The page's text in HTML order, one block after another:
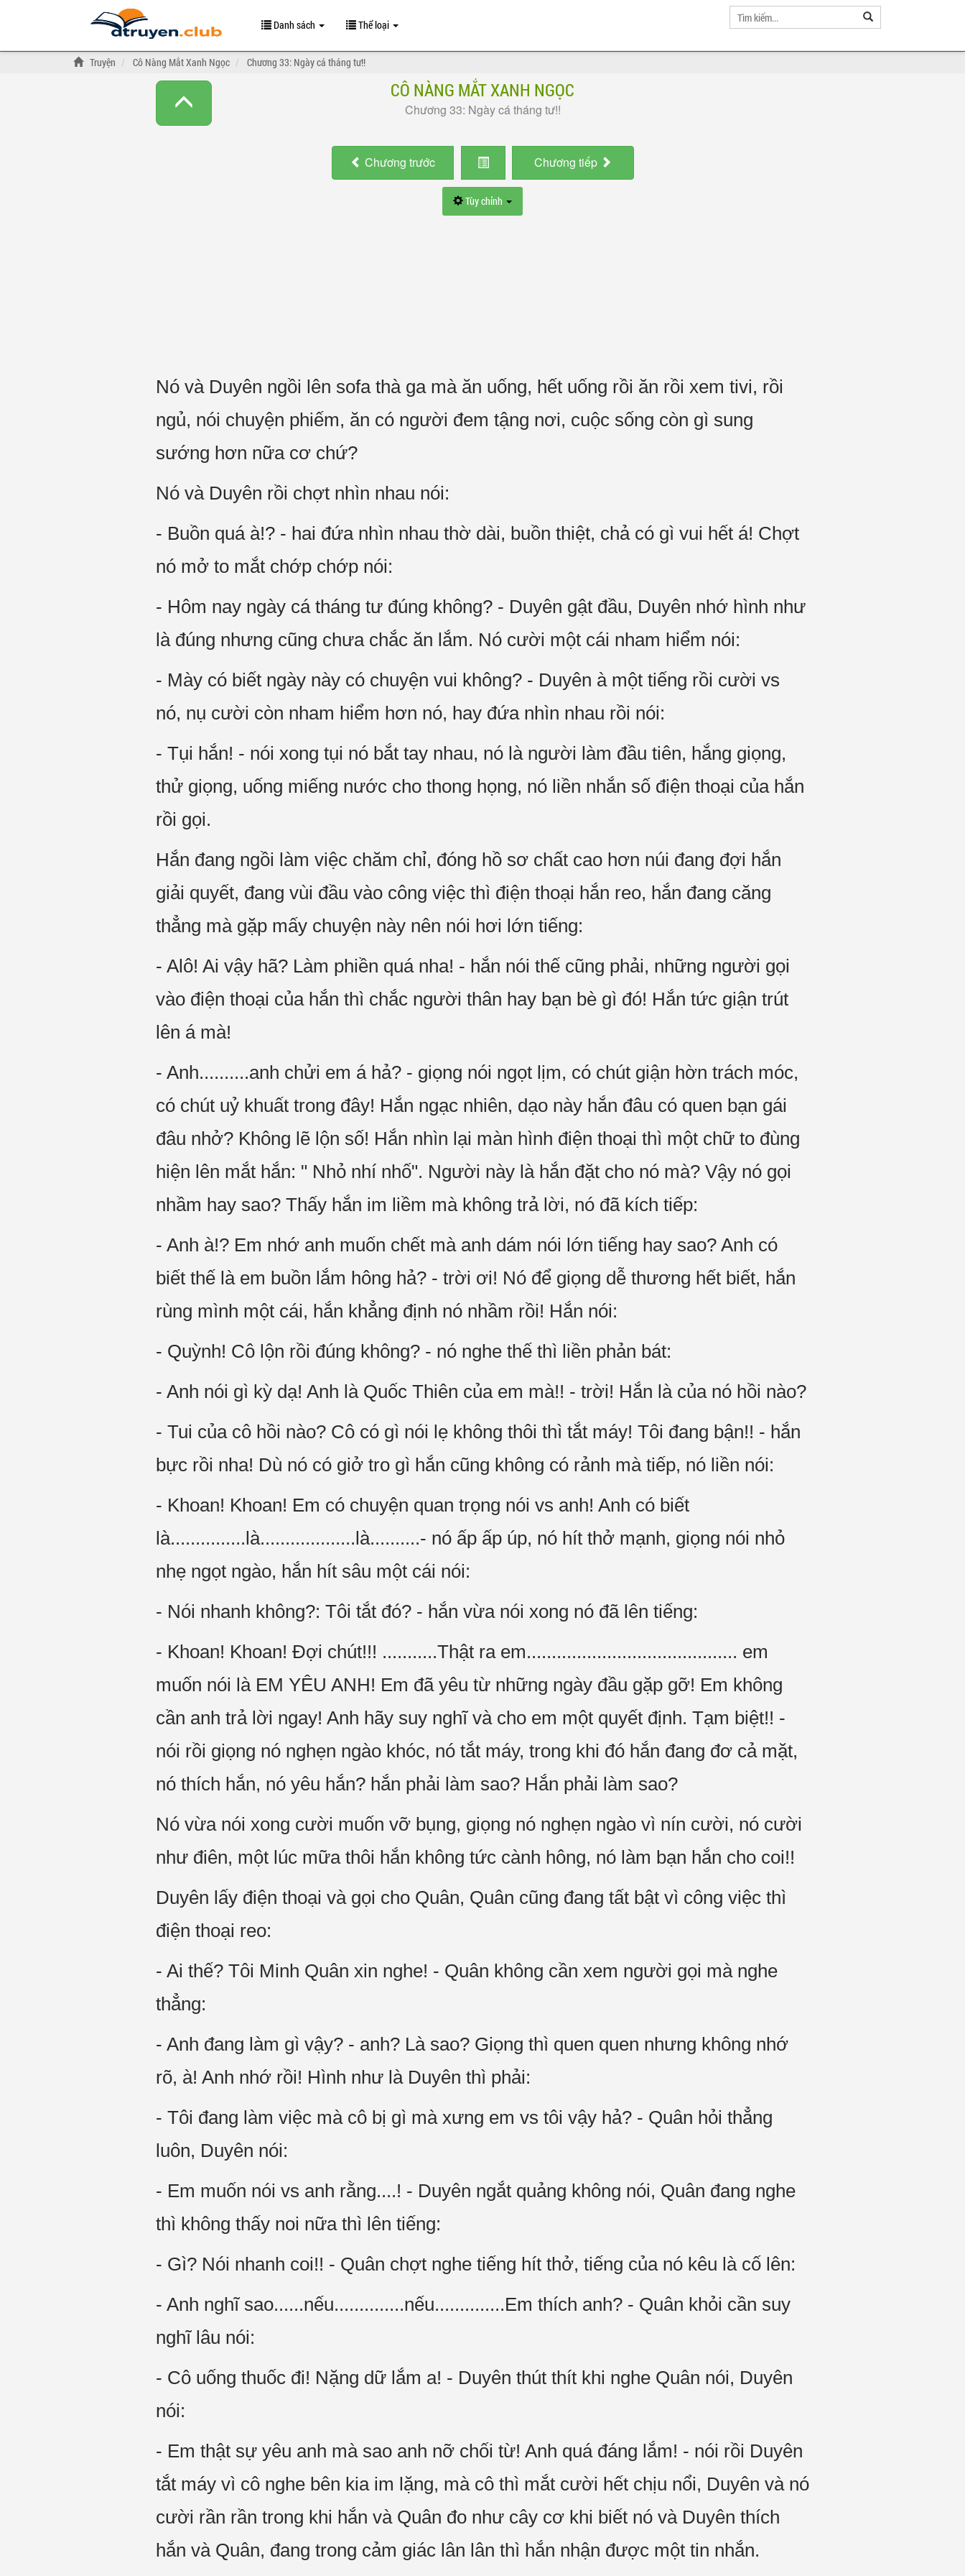
Danh sách Thể loại
Truyện Cô Nàng Mắt Xanh Ngọc Chương 33: Ngày cá tháng tư!!
CÔ NÀNG MẮT XANH NGỌC
Chương 33: Ngày cá tháng tư!!
Chương trước Chương tiếp
Tùy chỉnh
Nó và Duyên ngồi lên sofa thà ga mà ăn uống, hết uống rồi ăn rồi xem tivi, rồi
ngủ, nói chuyện phiếm, ăn có người đem tậng nơi, cuộc sống còn gì sung
sướng hơn nữa cơ chứ?
Nó và Duyên rồi chợt nhìn nhau nói:
- Buồn quá à!? - hai đứa nhìn nhau thờ dài, buồn thiệt, chả có gì vui hết á! Chợt
nó mở to mắt chớp chớp nói:
- Hôm nay ngày cá tháng tư đúng không? - Duyên gật đầu, Duyên nhớ hình như
là đúng nhưng cũng chưa chắc ăn lắm. Nó cười một cái nham hiểm nói:
- Mày có biết ngày này có chuyện vui không? - Duyên à một tiếng rồi cười vs
nó, nụ cười còn nham hiểm hơn nó, hay đứa nhìn nhau rồi nói:
- Tụi hắn! - nói xong tụi nó bắt tay nhau, nó là người làm đầu tiên, hắng giọng,
thử giọng, uống miếng nước cho thong họng, nó liền nhắn số điện thoại của hắn
rồi gọi.
Hắn đang ngồi làm việc chăm chỉ, đóng hồ sơ chất cao hơn núi đang đợi hắn
giải quyết, đang vùi đầu vào công việc thì điện thoại hắn reo, hắn đang căng
thẳng mà gặp mấy chuyện này nên nói hơi lớn tiếng:
- Alô! Ai vậy hã? Làm phiền quá nha! - hắn nói thế cũng phải, những người gọi
vào điện thoại của hắn thì chắc người thân hay bạn bè gì đó! Hắn tức giận trút
lên á mà!
- Anh..........anh chửi em á hả? - giọng nói ngọt lịm, có chút giận hờn trách móc,
có chút uỷ khuất trong đây! Hắn ngạc nhiên, dạo này hắn đâu có quen bạn gái
đâu nhở? Không lẽ lộn số! Hắn nhìn lại màn hình điện thoại thì một chữ to đùng
hiện lên mắt hắn: " Nhỏ nhí nhố". Người này là hắn đặt cho nó mà? Vậy nó gọi
nhầm hay sao? Thấy hắn im liềm mà không trả lời, nó đã kích tiếp:
- Anh à!? Em nhớ anh muốn chết mà anh dám nói lớn tiếng hay sao? Anh có
biết thế là em buồn lắm hông hả? - trời ơi! Nó để giọng dễ thương hết biết, hắn
rùng mình một cái, hắn khẳng định nó nhầm rồi! Hắn nói:
- Quỳnh! Cô lộn rồi đúng không? - nó nghe thế thì liền phản bát:
- Anh nói gì kỳ dạ! Anh là Quốc Thiên của em mà!! - trời! Hắn là của nó hồi nào?
- Tui của cô hồi nào? Cô có gì nói lẹ không thôi thì tắt máy! Tôi đang bận!! - hắn
bực rồi nha! Dù nó có giở tro gì hắn cũng không có rảnh mà tiếp, nó liền nói:
- Khoan! Khoan! Em có chuyện quan trọng nói vs anh! Anh có biết
là...............là...................là..........- nó ấp ấp úp, nó hít thở mạnh, giọng nói nhỏ
nhẹ ngọt ngào, hắn hít sâu một cái nói:
- Nói nhanh không?: Tôi tắt đó? - hắn vừa nói xong nó đã lên tiếng:
- Khoan! Khoan! Đợi chút!!! ...........Thật ra em.......................................... em
muốn nói là EM YÊU ANH! Em đã yêu từ những ngày đầu gặp gỡ! Em không
cần anh trả lời ngay! Anh hãy suy nghĩ và cho em một quyết định. Tạm biệt!! -
nói rồi giọng nó nghẹn ngào khóc, nó tắt máy, trong khi đó hắn đang đơ cả mặt,
nó thích hắn, nó yêu hắn? hắn phải làm sao? Hắn phải làm sao?
Nó vừa nói xong cười muốn vỡ bụng, giọng nó nghẹn ngào vì nín cười, nó cười
như điên, một lúc mữa thôi hắn không tức cành hông, nó làm bạn hắn cho coi!!
Duyên lấy điện thoại và gọi cho Quân, Quân cũng đang tất bật vì công việc thì
điện thoại reo:
- Ai thế? Tôi Minh Quân xin nghe! - Quân không cần xem người gọi mà nghe
thẳng:
- Anh đang làm gì vậy? - anh? Là sao? Giọng thì quen quen nhưng không nhớ
rõ, à! Anh nhớ rồi! Hình như là Duyên thì phải:
- Tôi đang làm việc mà cô bị gì mà xưng em vs tôi vậy hả? - Quân hỏi thẳng
luôn, Duyên nói:
- Em muốn nói vs anh rằng....! - Duyên ngắt quảng không nói, Quân đang nghe
thì không thấy noi nữa thì lên tiếng:
- Gì? Nói nhanh coi!! - Quân chợt nghe tiếng hít thở, tiếng của nó kêu là cố lên:
- Anh nghĩ sao......nếu..............nếu..............Em thích anh? - Quân khỏi cần suy
nghĩ lâu nói:
- Cô uống thuốc đi! Nặng dữ lắm a! - Duyên thút thít khi nghe Quân nói, Duyên
nói:
- Em thật sự yêu anh mà sao anh nỡ chối từ! Anh quá đáng lắm! - nói rồi Duyên
tắt máy vì cô nghe bên kia im lặng, mà cô thì mắt cười hết chịu nổi, Duyên và nó
cười rần rần trong khi hắn và Quân đo như cây cơ khi biết nó và Duyên thích
hắn và Quân, đang trong cảm giác lân lân thì hắn nhận được một tin nhắn.